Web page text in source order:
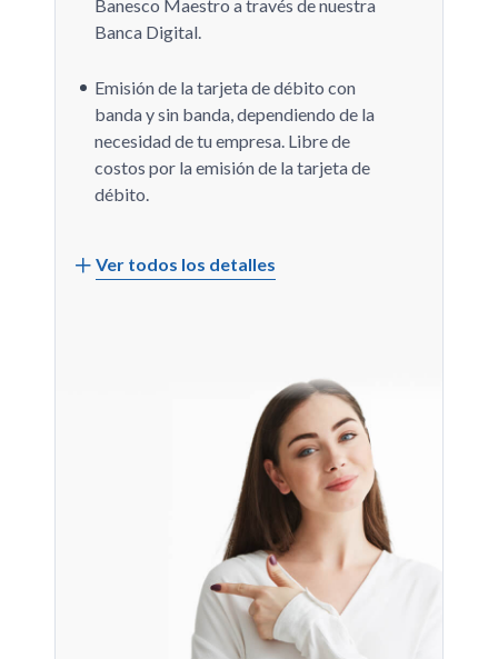
Banesco Maestro a través de nuestra
Banca Digital.
Emisión de la tarjeta de débito con
banda y sin banda, dependiendo de la
necesidad de tu empresa. Libre de
costos por la emisión de la tarjeta de
débito.
personas con firmas individuales,
detallan tus transacciones.
BanescOnline Empresa para ejecutar
de forma automática los pagos de
nómina de tus empleados, pagos a
proveedores y procesamiento de
domiciliaciones con cargo en cuenta y
tarjeta de crédito de tus clientes.
Posibilidad de definir la cuenta
Ver todos los detalles